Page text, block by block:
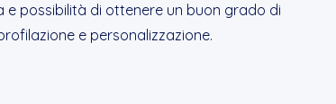
e possibilità di ottenere un buon grado di
e personalizzazione.